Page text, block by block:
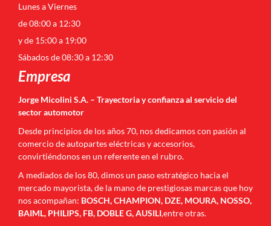
Lunes a Viernes
de 08:00 a 12:30
y de 15:00 a 19:00
Sábados de 08:30 a 12:30
Empresa
Jorge Micolini S.A. – Trayectoria y confianza al servicio del
sector automotor
Desde principios de los años 70, nos dedicamos con pasión al
comercio de autopartes eléctricas y accesorios,
convirtiéndonos en un referente en el rubro.
A mediados de los 80, dimos un paso estratégico hacia el
mercado mayorista, de la mano de prestigiosas marcas que hoy
nos acompañan: BOSCH, CHAMPION, DZE, MOURA, NOSSO,
BAIML, PHILIPS, FB, DOBLE G, AUSILI,entre otras.